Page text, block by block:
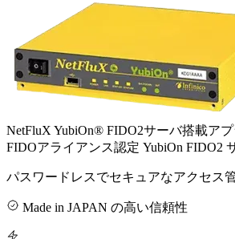
NetFluX YubiOn® FIDO2サーバ搭載ア
FIDOアライアンス認定 YubiOn FIDO2
パスワードレスでセキュアなアクセス
Made in JAPAN の高い信頼性